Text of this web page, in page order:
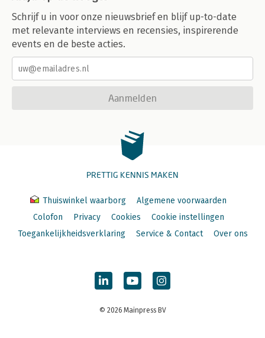
Schrijf u in voor onze nieuwsbrief en blijf up-to-date
met relevante interviews en recensies, inspirerende
events en de beste acties.
Aanmelden
PRETTIG KENNIS MAKEN
Thuiswinkel waarborg
Algemene voorwaarden
Colofon
Privacy Cookies
Cookie instellingen
Toegankelijkheidsverklaring
Service & Contact Over ons
© 2026 Mainpress BV